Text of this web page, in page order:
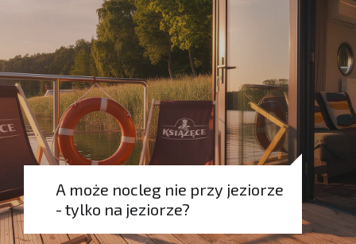
A może nocleg nie przy jeziorze
- tylko na jeziorze?